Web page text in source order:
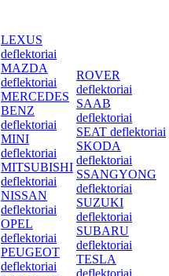
LEXUS
deflektoriai
MAZDA
deflektoriai
MERCEDES
BENZ
deflektoriai
MINI
deflektoriai
MITSUBISHI
deflektoriai
NISSAN
deflektoriai
OPEL
deflektoriai
PEUGEOT
deflektoriai
ROVER
deflektoriai
SAAB
deflektoriai
SEAT deflektoriai
SKODA
deflektoriai
SSANGYONG
deflektoriai
SUZUKI
deflektoriai
SUBARU
deflektoriai
TESLA
deflektoriai